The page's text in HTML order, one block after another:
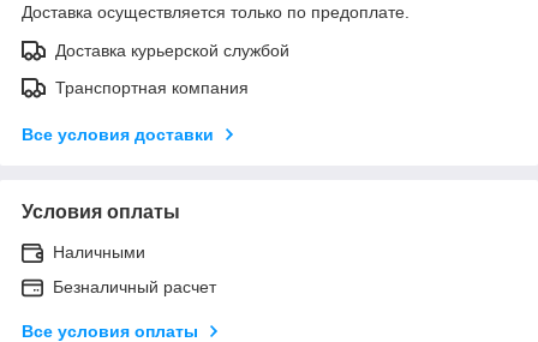
Доставка осуществляется только по предоплате.
Доставка курьерской службой
Транспортная компания
Все условия доставки
Условия оплаты
Наличными
Безналичный расчет
Все условия оплаты